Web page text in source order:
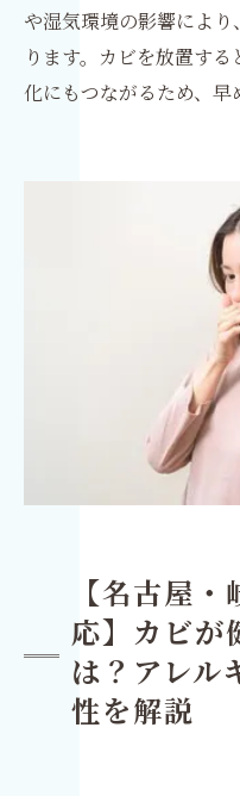
や湿気環境の影響によ
ります。カビを放置す
化にもつながるため、早
【名古屋
応】カビが
は？アレル
性を解説